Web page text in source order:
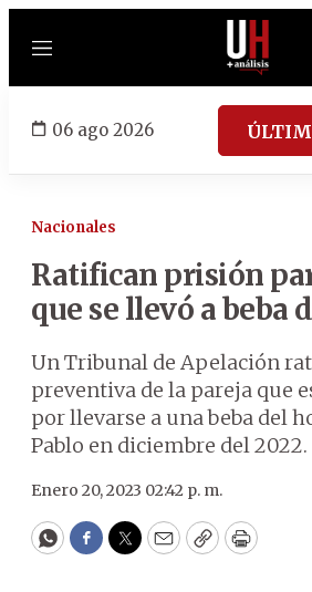
Menú
06 ago 2026
Nacionales
Ratifican prisión
que se llevó a beba
Un Tribunal de Apelación
preventiva de la pareja que
por llevarse a una beba del
Pablo en diciembre del 2022.
Enero 20, 2023 02:42 p. m.
WhatsApp
Facebook
Twitter
EmailCopyPrint